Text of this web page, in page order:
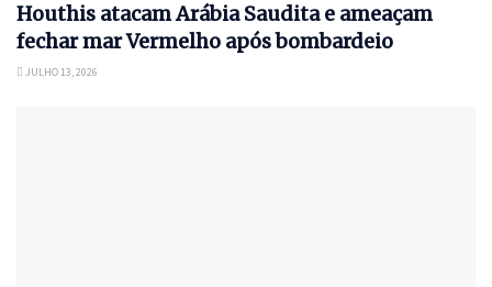
Houthis atacam Arábia Saudita e ameaçam
fechar mar Vermelho após bombardeio
JULHO 13, 2026